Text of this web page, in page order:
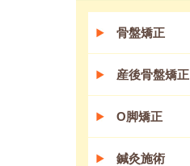
骨盤矯正
産後骨盤矯正
O脚矯正
鍼灸施術